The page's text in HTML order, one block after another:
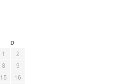
D
1
2
8
9
15
16